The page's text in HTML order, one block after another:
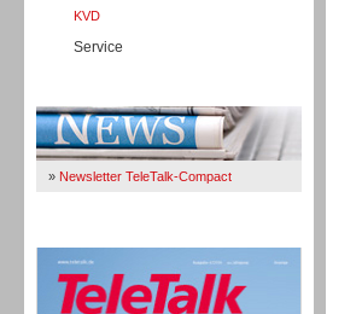
KVD
Service
» Newsletter TeleTalk-Compact